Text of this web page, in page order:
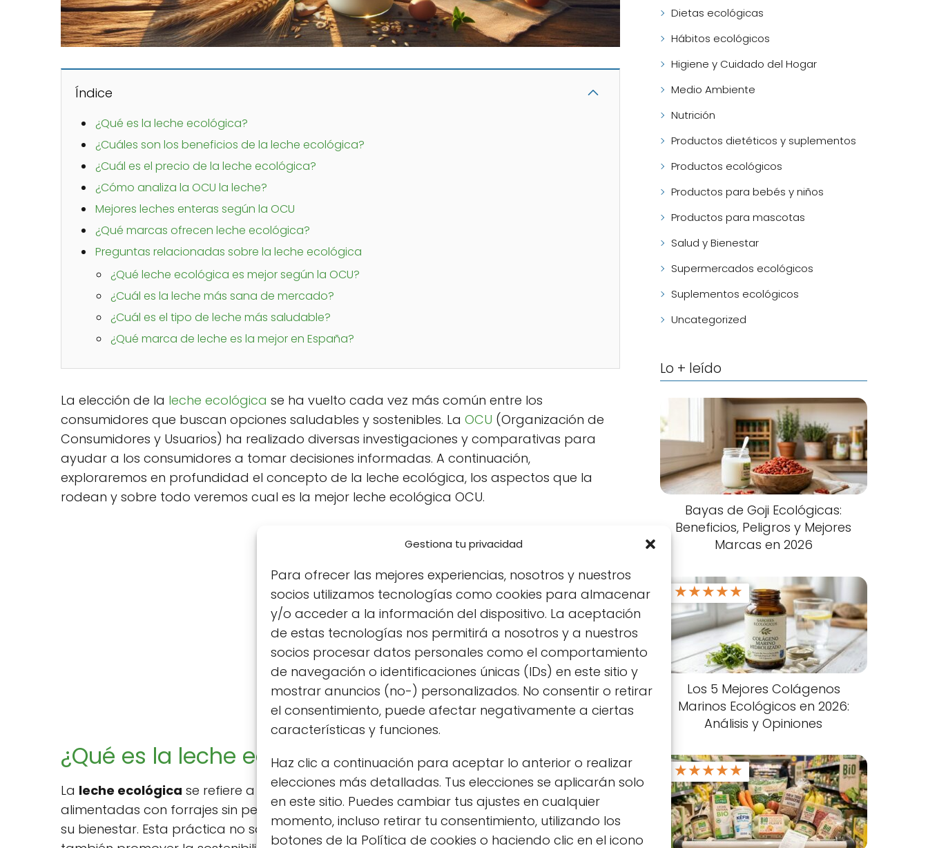
Gestiona tu privacidad
Para ofrecer las mejores experiencias, nosotros y nuestros
socios utilizamos tecnologías como cookies para almacenar
y/o acceder a la información del dispositivo. La aceptación
de estas tecnologías nos permitirá a nosotros y a nuestros
socios procesar datos personales como el comportamiento
de navegación o identificaciones únicas (IDs) en este sitio y
mostrar anuncios (no-) personalizados. No consentir o retirar
el consentimiento, puede afectar negativamente a ciertas
características y funciones.
Haz clic a continuación para aceptar lo anterior o realizar
elecciones más detalladas. Tus elecciones se aplicarán solo
en este sitio. Puedes cambiar tus ajustes en cualquier
momento, incluso retirar tu consentimiento, utilizando los
botones de la Política de cookies o haciendo clic en el icono
Índice
¿Qué es la leche ecológica?
¿Cuáles son los beneficios de la leche ecológica?
¿Cuál es el precio de la leche ecológica?
¿Cómo analiza la OCU la leche?
Mejores leches enteras según la OCU
¿Qué marcas ofrecen leche ecológica?
Preguntas relacionadas sobre la leche ecológica
¿Qué leche ecológica es mejor según la OCU?
¿Cuál es la leche más sana de mercado?
¿Cuál es el tipo de leche más saludable?
¿Qué marca de leche es la mejor en España?
La elección de la leche ecológica se ha vuelto cada vez más común entre los
consumidores que buscan opciones saludables y sostenibles. La OCU (Organización de
Consumidores y Usuarios) ha realizado diversas investigaciones y comparativas para
ayudar a los consumidores a tomar decisiones informadas. A continuación,
exploraremos en profundidad el concepto de la leche ecológica, los aspectos que la
rodean y sobre todo veremos cual es la mejor leche ecológica OCU.
¿Qué es la leche ecológica?
La leche ecológica se refiere a aquellos productos lácteos que se obtienen de vacas
alimentadas con forrajes sin pesticidas y que son criadas en condiciones que garantizan
su bienestar. Esta práctica no solo busca asegurar la calidad del producto final, sino
Dietas ecológicas
Hábitos ecológicos
Higiene y Cuidado del Hogar
Medio Ambiente
Nutrición
Productos dietéticos y suplementos
Productos ecológicos
Productos para bebés y niños
Productos para mascotas
Salud y Bienestar
Supermercados ecológicos
Suplementos ecológicos
Uncategorized
Lo + leído
Bayas de Goji Ecológicas:
Beneficios, Peligros y Mejores
Marcas en 2026
★★★★★
Los 5 Mejores Colágenos
Marinos Ecológicos en 2026:
Análisis y Opiniones
★★★★★